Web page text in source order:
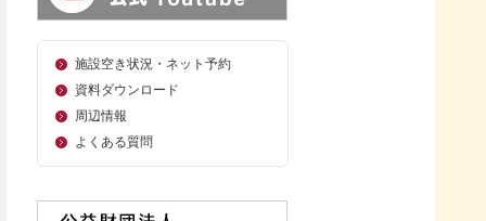
施設空き状況・ネット予約
資料ダウンロード
周辺情報
よくある質問